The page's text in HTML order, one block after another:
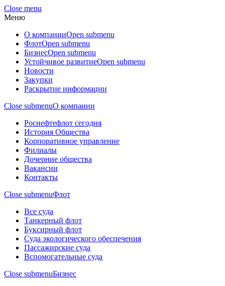
Close menu
Меню
О компанииOpen submenu
ФлотOpen submenu
БизнесOpen submenu
Устойчивое развитиеOpen submenu
Новости
Закупки
Раскрытие информации
Close submenuО компании
Роснефтефлот сегодня
История Общества
Корпоративное управление
Филиалы
Дочерние общества
Вакансии
Контакты
Close submenuФлот
Все суда
Танкерный флот
Буксирный флот
Суда экологического обеспечения
Пассажирские суда
Вспомогательные суда
Close submenuБизнес